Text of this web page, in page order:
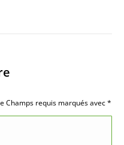
Champs requis marqués avec*